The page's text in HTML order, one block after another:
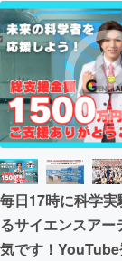
テク
映像
ビジ
まち
毎日17時に科学
るサイエンスアー
気です！